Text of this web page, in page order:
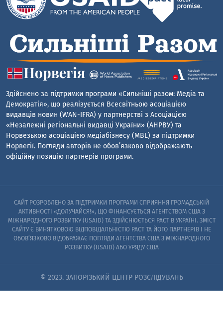
Здійснено за підтримки програми «Сильніші разом: Медіа та
Демократія», що реалізується Всесвітньою асоціацією
видавців новин (WAN-IFRA) у партнерстві з Асоціацією
«Незалежні регіональні видавці України» (АНРВУ) та
Норвезькою асоціацією медіабізнесу (MBL) за підтримки
Норвегії. Погляди авторів не обов’язково відображають
офіційну позицію партнерів програми.
САЙТ РОЗРОБЛЕНО ЗА ПІДТРИМКИ ПРОГРАМИ СПРИЯННЯ ГРОМАДСЬКІЙ
АКТИВНОСТІ «ДОЛУЧАЙСЯ!», ЩО ФІНАНСУЄТЬСЯ АГЕНТСТВОМ США З
МІЖНАРОДНОГО РОЗВИТКУ (USAID) ТА ЗДІЙСНЮЄТЬСЯ PACT В УКРАЇНІ. ЗМІСТ
САЙТУ Є ВИНЯТКОВОЮ ВІДПОВІДАЛЬНІСТЮ PACT ТА ЙОГО ПАРТНЕРІВ I НЕ
ОБОВ’ЯЗКОВО ВІДОБРАЖАЄ ПОГЛЯДИ АГЕНТСТВА США З МІЖНАРОДНОГО
РОЗВИТКУ (USAID) АБО УРЯДУ США
© 2023. ЗАПОРІЗЬКИЙ ЦЕНТР РОЗСЛІДУВАНЬ